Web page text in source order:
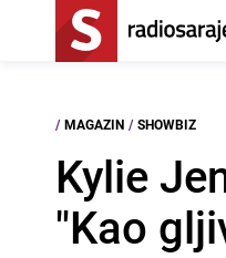
/ MAGAZIN / SHOWBIZ
Kylie
"Kao